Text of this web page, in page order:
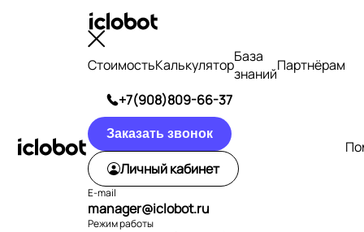
СтоимостьКалькуляторБаза
знанийПартнёрам
+7(908)809-66-37
Заказать звонок
Личный кабинет
E-mail
manager@iclobot.ru
Режим работы